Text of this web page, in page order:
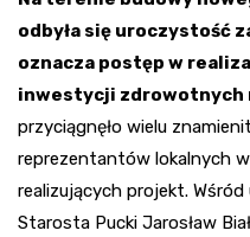
odbyła się uroczystość
oznacza postęp w
inwestycji zdrowotnych
przyciągnęło wielu
reprezentantów lokalnych
realizujących projekt.
Starosta Pucki Jarosław